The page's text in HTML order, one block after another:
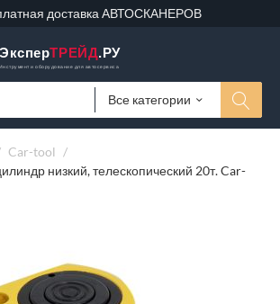
доставка АВТОСКАНЕРОВ
ЭксперТРЕЙД.РУ
Инструмент и оборудование для автосервиса
Все категории
Car-tool /
низкий, телескопический 20т. Car-